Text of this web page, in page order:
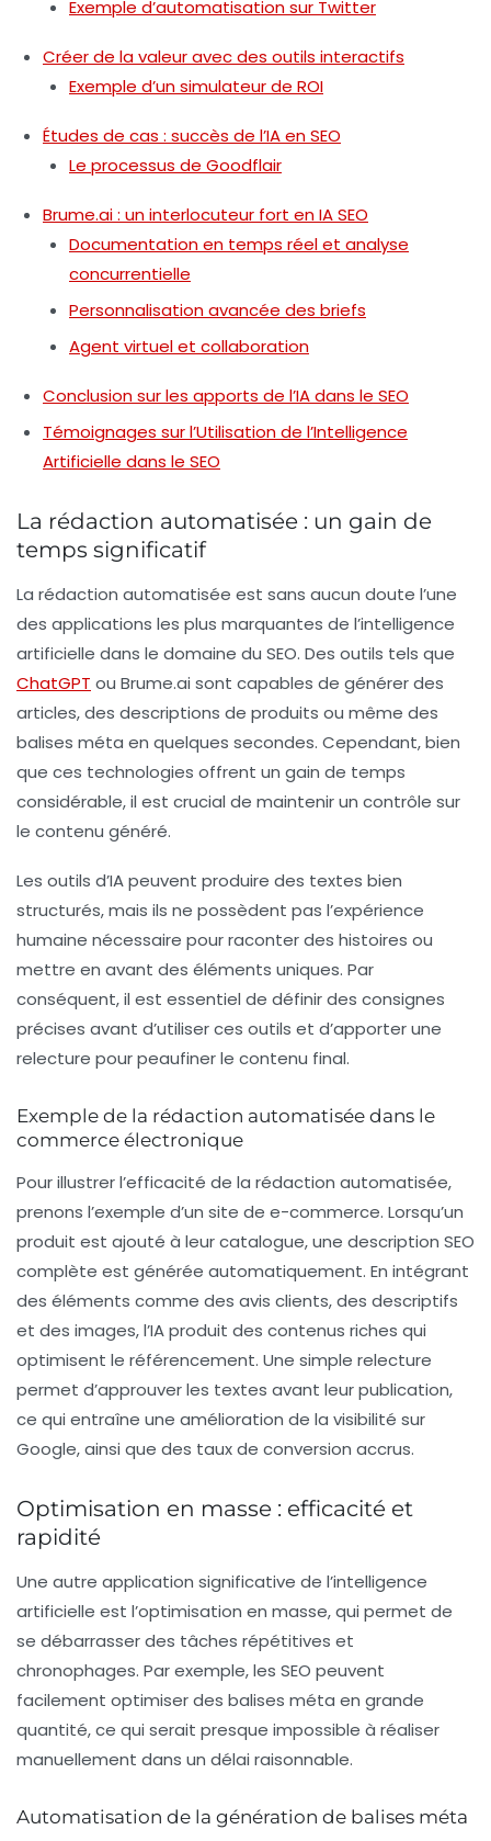
Exemple d’automatisation sur Twitter
Créer de la valeur avec des outils interactifs
Exemple d’un simulateur de ROI
Études de cas : succès de l’IA en SEO
Le processus de Goodflair
Brume.ai : un interlocuteur fort en IA SEO
Documentation en temps réel et analyse
concurrentielle
Personnalisation avancée des briefs
Agent virtuel et collaboration
Conclusion sur les apports de l’IA dans le SEO
Témoignages sur l’Utilisation de l’Intelligence
Artificielle dans le SEO
La rédaction automatisée : un gain de
temps significatif
La rédaction automatisée est sans aucun doute l’une
des applications les plus marquantes de l’intelligence
artificielle dans le domaine du SEO. Des outils tels que
ChatGPT ou Brume.ai sont capables de générer des
articles, des descriptions de produits ou même des
balises méta en quelques secondes. Cependant, bien
que ces technologies offrent un gain de temps
considérable, il est crucial de maintenir un contrôle sur
le contenu généré.
Les outils d’IA peuvent produire des textes bien
structurés, mais ils ne possèdent pas l’expérience
humaine nécessaire pour raconter des histoires ou
mettre en avant des éléments uniques. Par
conséquent, il est essentiel de définir des consignes
précises avant d’utiliser ces outils et d’apporter une
relecture pour peaufiner le contenu final.
Exemple de la rédaction automatisée dans le
commerce électronique
Pour illustrer l’efficacité de la rédaction automatisée,
prenons l’exemple d’un site de e-commerce. Lorsqu’un
produit est ajouté à leur catalogue, une description SEO
complète est générée automatiquement. En intégrant
des éléments comme des avis clients, des descriptifs
et des images, l’IA produit des contenus riches qui
optimisent le référencement. Une simple relecture
permet d’approuver les textes avant leur publication,
ce qui entraîne une amélioration de la visibilité sur
Google, ainsi que des taux de conversion accrus.
Optimisation en masse : efficacité et
rapidité
Une autre application significative de l’intelligence
artificielle est l’optimisation en masse, qui permet de
se débarrasser des tâches répétitives et
chronophages. Par exemple, les SEO peuvent
facilement optimiser des balises méta en grande
quantité, ce qui serait presque impossible à réaliser
manuellement dans un délai raisonnable.
Automatisation de la génération de balises méta